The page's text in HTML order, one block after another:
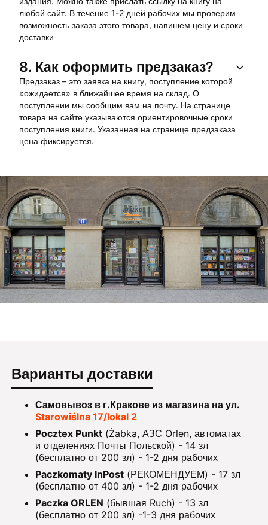
любой сайт. В течение 1-2 дней рабочих мы проверим
возможность заказа этого товара, напишем цену и сроки
доставки
8. Как оформить предзаказ?
Предзаказ – это заявка на книгу, поступление которой
«ожидается» в ближайшее время на склад. О
поступлении мы сообщим вам на почту. На странице
товара на сайте указываются ориентировочные сроки
поступления книги. Указанная на странице предзаказа
цена фиксируется.
Варианты доставки
Самовывоз в г.Кракове из магазина на ул.
Starowiślna 17/lokal 2
Pocztex Punkt(Żabka, АЗС Orlen, автоматах
и отделениях Почты Польской) - 14 зл
(бесплатно от 200 зл) - 1-2 дня рабочих
Paczkomaty InPost(РЕКОМЕНДУЕМ) - 17 зл
(бесплатно от 400 зл) - 1-2 дня рабочих
Paczka ORLEN (бывшая Ruch) - 13 зл
(бесплатно от 200 зл) -1-3 дня рабочих